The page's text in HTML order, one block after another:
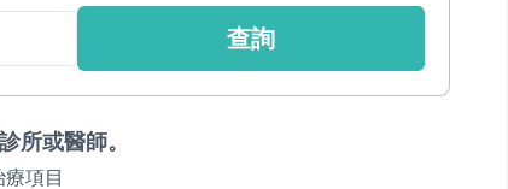
查詢
所或醫師。
項目